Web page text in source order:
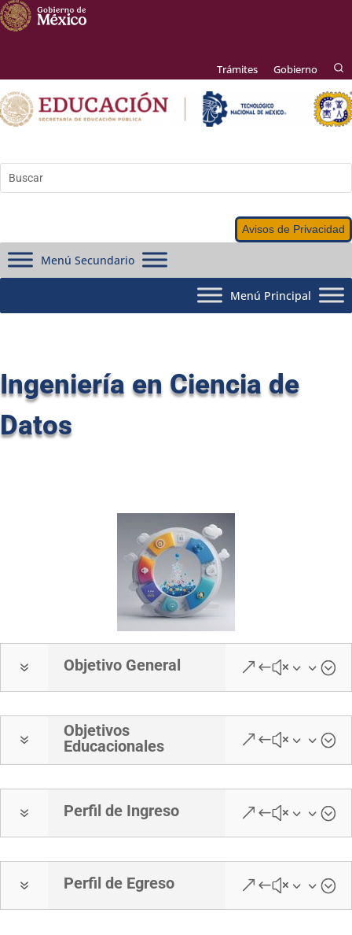
Trámites Gobierno
Avisos de Privacidad
Menú Secundario
Menú Principal
Ingeniería en Ciencia de
Datos
7 Objetivo General &#x33;
7
Objetivos
Educacionales
&#x33;
7 Perfil de Ingreso &#x33;
7 Perfil de Egreso &#x33;